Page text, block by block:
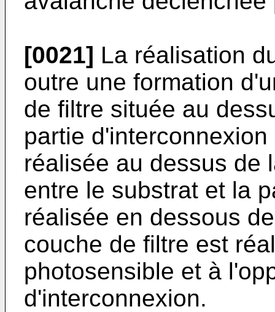
[0021] La réalisation
outre une formation
de filtre située au
partie
réalisée au dessus de
entre le substrat et la
réalisée en dessous
couche de filtre est
photosensible et à
d'interconnexion.